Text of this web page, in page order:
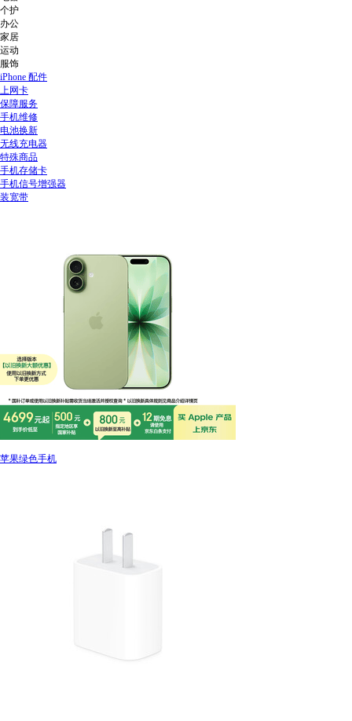
个护
办公
家居
运动
服饰
iPhone 配件
上网卡
保障服务
手机维修
电池换新
无线充电器
特殊商品
手机存储卡
手机信号增强器
装宽带
苹果绿色手机